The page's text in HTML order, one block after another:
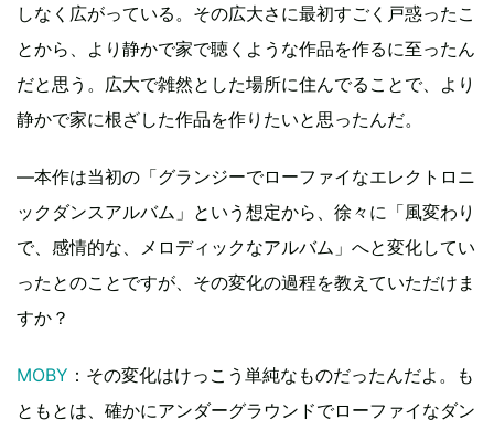
しなく広がっている。その広大さに最初すごく戸惑ったこ
とから、より静かで家で聴くような作品を作るに至ったん
だと思う。広大で雑然とした場所に住んでることで、より
静かで家に根ざした作品を作りたいと思ったんだ。
―本作は当初の「グランジーでローファイなエレクトロニ
ックダンスアルバム」という想定から、徐々に「風変わり
で、感情的な、メロディックなアルバム」へと変化してい
ったとのことですが、その変化の過程を教えていただけま
すか？
MOBY ：その変化はけっこう単純なものだったんだよ。も
ともとは、確かにアンダーグラウンドでローファイなダン